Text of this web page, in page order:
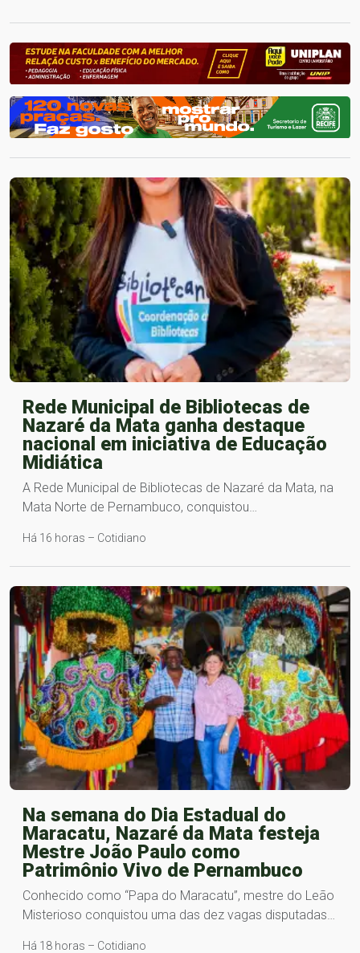
Rede Municipal de Bibliotecas de
Nazaré da Mata ganha destaque
nacional em iniciativa de Educação
Midiática
A Rede Municipal de Bibliotecas de Nazaré da Mata, na
Mata Norte de Pernambuco, conquistou…
Há 16 horas – Cotidiano
Na semana do Dia Estadual do
Maracatu, Nazaré da Mata festeja
Mestre João Paulo como
Patrimônio Vivo de Pernambuco
Conhecido como “Papa do Maracatu”, mestre do Leão
Misterioso conquistou uma das dez vagas disputadas…
Há 18 horas – Cotidiano